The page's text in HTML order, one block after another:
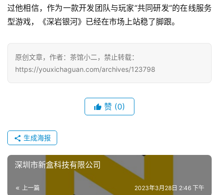
过他相信，作为一款开发团队与玩家“共同研发”的在线服务
型游戏，《深岩银河》已经在市场上站稳了脚跟。
原创文章，作者：茶馆小二，禁止转载：
https://youxichaguan.com/archives/123798
赞 (0)
生成海报
深圳市新盒科技有限公司
上一篇 2023年3月28日 2:46 下午